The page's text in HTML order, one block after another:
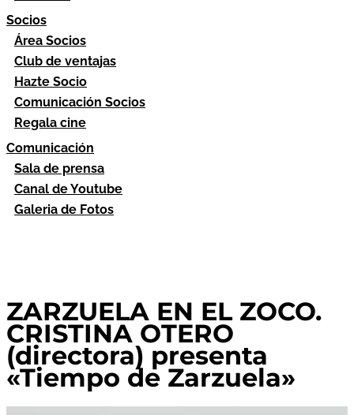
Socios
Área Socios
Club de ventajas
Hazte Socio
Comunicación Socios
Regala cine
Comunicación
Sala de prensa
Canal de Youtube
Galeria de Fotos
ZARZUELA EN EL ZOCO.
CRISTINA OTERO
(directora) presenta
«Tiempo de Zarzuela»